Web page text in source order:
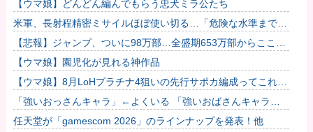
【ウマ娘】どんどん編んでもらう忠犬ミラ公たち
米軍、長射程精密ミサイルほぼ使い切る…「危険な水準まで減
少」と軍高官が警告！
【悲報】ジャンプ、ついに98万部…全盛期653万部からここま
で落ちる
【ウマ娘】園児化が見れる神作品
【ウマ娘】8月LoHプラチナ4狙いの先行サポカ編成ってこれで
大丈夫？
「強いおっさんキャラ」←よくいる 「強いおばさんキャラ」
← 全然いない他
任天堂が「gamescom 2026」のラインナップを発表！他